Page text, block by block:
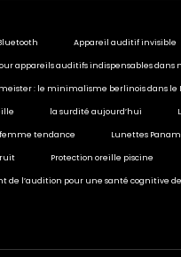
Appareil auditif invisible
appareils auditifs indispensables
: le minimalisme berlinois dans le
la surdité aujourd’hui
tendance Lunettes
Protection oreille piscine
de l’audition pour une santé cognitive